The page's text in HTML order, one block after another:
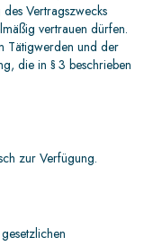
Vertragszwecks
vertrauen dürfen.
Tätigwerden und der
die in § 3 beschrieben
zur Verfügung.